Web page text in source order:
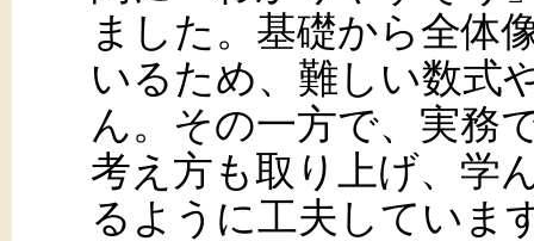
ました。基礎から全体
いるため、難しい数式
ん。その一方で、実務
考え方も取り上げ、学
るように工夫していま